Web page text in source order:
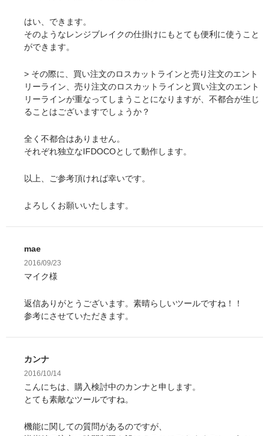
はい、できます。
そのようなレンジブレイクの仕掛けにもとても便利に使うこと
ができます。
> その際に、買い注文のロスカットラインと売り注文のエント
リーライン、売り注文のロスカットラインと買い注文のエント
リーラインが重なってしまうことになりますが、不都合が生じ
ることはございますでしょうか？
全く不都合はありません。
それぞれ独立なIFDOCOとして動作します。
以上、ご参考頂ければ幸いです。
よろしくお願いいたします。
mae
2016/09/23
マイク様
返信ありがとうございます。素晴らしいツールですね！！
参考にさせていただきます。
カンナ
2016/10/14
こんにちは、購入検討中のカンナと申します。
とても素敵なツールですね。
機能に関しての質問があるのですが、